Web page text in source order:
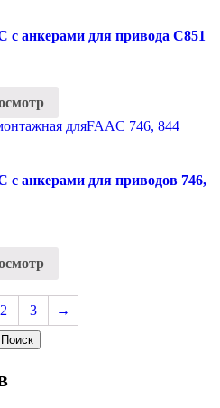
анкерами для привода C851
анкерами для приводов 746,
2 3
→